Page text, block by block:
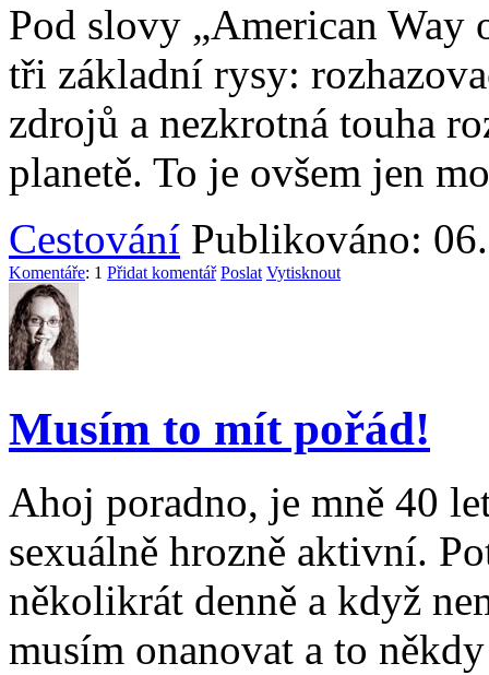
Pod slovy „American
tři základní rysy:
zdrojů a nezkrotná touha
planetě. To je ovšem jen
Cestování Publikováno:
Komentáře: 1 Přidat komentář Poslat Vytisknout
Musím to mít pořád!
Ahoj poradno, je mně 40
sexuálně hrozně aktivní.
několikrát denně a když
musím onanovat a to